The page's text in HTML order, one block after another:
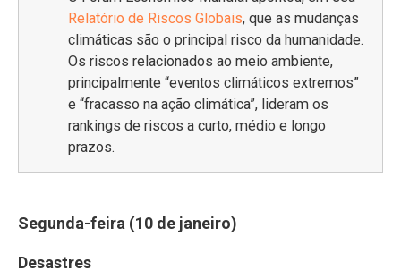
Relatório de Riscos Globais, que as mudanças
climáticas são o principal risco da humanidade.
Os riscos relacionados ao meio ambiente,
principalmente “eventos climáticos extremos”
e “fracasso na ação climática”, lideram os
rankings de riscos a curto, médio e longo
prazos.
Segunda-feira (10 de janeiro)
Desastres